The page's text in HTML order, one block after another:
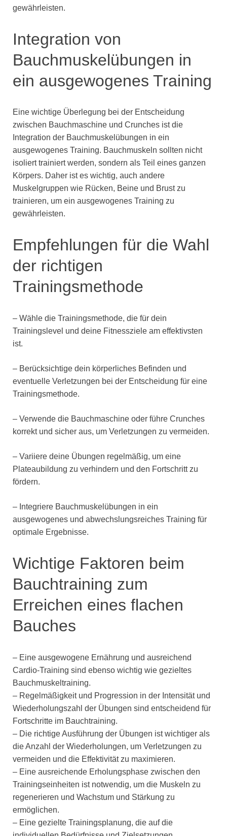
gewährleisten.
Integration von
Bauchmuskelübungen in
ein ausgewogenes Training
Eine wichtige Überlegung bei der Entscheidung
zwischen Bauchmaschine und Crunches ist die
Integration der Bauchmuskelübungen in ein
ausgewogenes Training. Bauchmuskeln sollten nicht
isoliert trainiert werden, sondern als Teil eines ganzen
Körpers. Daher ist es wichtig, auch andere
Muskelgruppen wie Rücken, Beine und Brust zu
trainieren, um ein ausgewogenes Training zu
gewährleisten.
Empfehlungen für die Wahl
der richtigen
Trainingsmethode
– Wähle die Trainingsmethode, die für dein
Trainingslevel und deine Fitnessziele am effektivsten
ist.
– Berücksichtige dein körperliches Befinden und
eventuelle Verletzungen bei der Entscheidung für eine
Trainingsmethode.
– Verwende die Bauchmaschine oder führe Crunches
korrekt und sicher aus, um Verletzungen zu vermeiden.
– Variiere deine Übungen regelmäßig, um eine
Plateaubildung zu verhindern und den Fortschritt zu
fördern.
– Integriere Bauchmuskelübungen in ein
ausgewogenes und abwechslungsreiches Training für
optimale Ergebnisse.
Wichtige Faktoren beim
Bauchtraining zum
Erreichen eines flachen
Bauches
– Eine ausgewogene Ernährung und ausreichend
Cardio-Training sind ebenso wichtig wie gezieltes
Bauchmuskeltraining.
– Regelmäßigkeit und Progression in der Intensität und
Wiederholungszahl der Übungen sind entscheidend für
Fortschritte im Bauchtraining.
– Die richtige Ausführung der Übungen ist wichtiger als
die Anzahl der Wiederholungen, um Verletzungen zu
vermeiden und die Effektivität zu maximieren.
– Eine ausreichende Erholungsphase zwischen den
Trainingseinheiten ist notwendig, um die Muskeln zu
regenerieren und Wachstum und Stärkung zu
ermöglichen.
– Eine gezielte Trainingsplanung, die auf die